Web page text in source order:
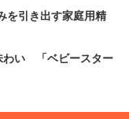
引き出す家庭用精
わい 「ベビースター